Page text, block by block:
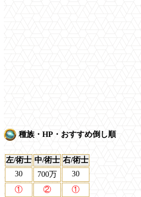
種族・HP・おすすめ倒し順
左/術士 中/術士 右/術士
30
700万
30
①
② ①